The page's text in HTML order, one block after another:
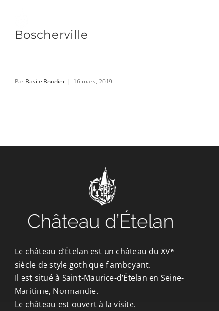
contenu
L’ASSOCIATION
CONTACT/ACCÈS
Boscherville
Par Basile Boudier | 16 mars, 2019
Le château d’Ételan est un château du XVᵉ
siècle de style gothique flamboyant.
Il est situé à Saint-Maurice-d’Ételan en Seine-
Maritime, Normandie.
Le château est ouvert à la visite.